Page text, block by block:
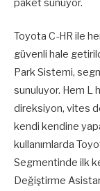
paket sunuyor.
Toyota C-HR ile
güvenli hale
Park Sistemi,
sunuluyor. Hem L
direksiyon, vites
kendi kendine
kullanımlarda
Segmentinde ilk
Değiştirme